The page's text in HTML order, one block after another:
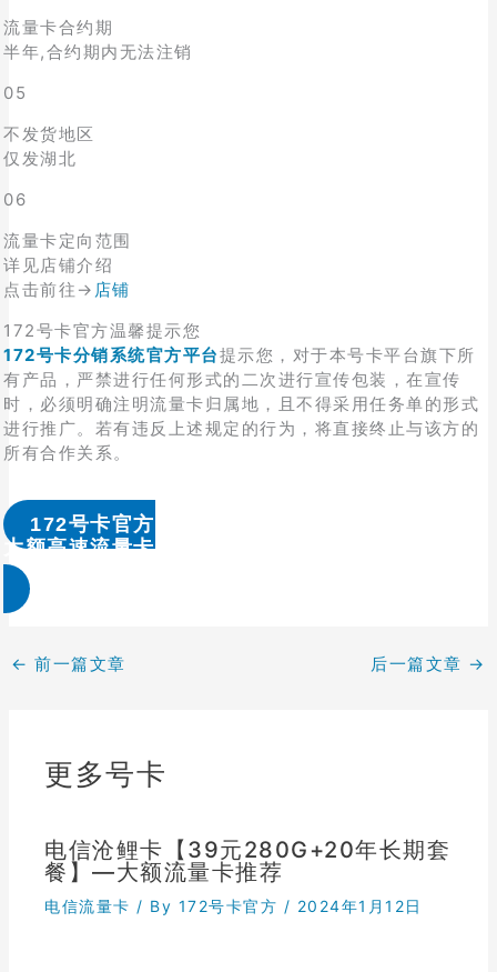
流量卡合约期
半年,合约期内无法注销
05
不发货地区
仅发湖北
06
流量卡定向范围
详见店铺介绍
点击前往→ 店铺
172号卡官方温馨提示您
172号卡分销系统官方平台提示您，对于本号卡平台旗下所
有产品，严禁进行任何形式的二次进行宣传包装，在宣传
时，必须明确注明流量卡归属地，且不得采用任务单的形式
进行推广。若有违反上述规定的行为，将直接终止与该方的
所有合作关系。
172号卡官方
大额高速流量卡办理 & 流量卡代理加盟
← 前一篇文章 后一篇文章 →
更多号卡
电信沧鲤卡【39元280G+20年长期套
餐】—大额流量卡推荐
电信流量卡 / By 172号卡官方 / 2024年1月12日